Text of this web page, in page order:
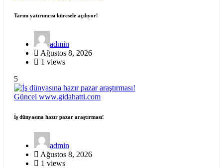
Tarım yatırımcısı küresele açılıyor!
admin
Ağustos 8, 2026
1 views
5
Güncel www.gidahatti.com
İş dünyasına hazır pazar araştırması!
admin
Ağustos 8, 2026
1 views